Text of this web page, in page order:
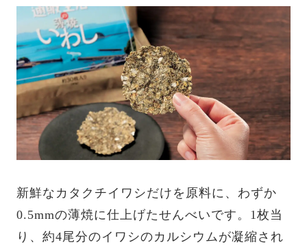
新鮮なカタクチイワシだけを原料に、わずか
0.5mmの薄焼に仕上げたせんべいです。1枚当
り、約4尾分のイワシのカルシウムが凝縮され